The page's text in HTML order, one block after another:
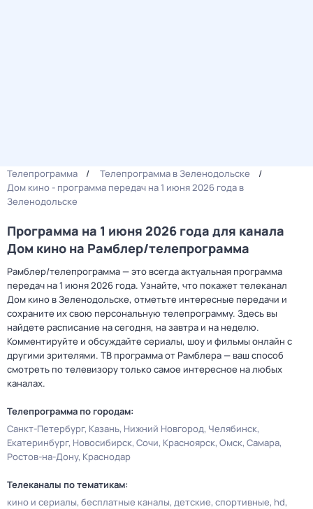
Телепрограмма
Телепрограмма в Зеленодольске
Дом кино - программа передач на 1 июня 2026 года в
Зеленодольске
Программа на 1 июня 2026 года для канала
Дом кино на Рамблер/телепрограмма
Рамблер/телепрограмма — это всегда актуальная программа
передач на 1 июня 2026 года. Узнайте, что покажет телеканал
Дом кино в Зеленодольске, отметьте интересные передачи и
сохраните их свою персональную телепрограмму. Здесь вы
найдете расписание на сегодня, на завтра и на неделю.
Комментируйте и обсуждайте сериалы, шоу и фильмы онлайн с
другими зрителями. ТВ программа от Рамблера — ваш способ
смотреть по телевизору только самое интересное на любых
каналах.
Телепрограмма по городам:
Санкт-Петербург Казань Нижний Новгород Челябинск
Екатеринбург Новосибирск Сочи Красноярск Омск Самара
Ростов-на-Дону Краснодар
Телеканалы по тематикам:
кино и сериалы бесплатные каналы детские спортивные hd